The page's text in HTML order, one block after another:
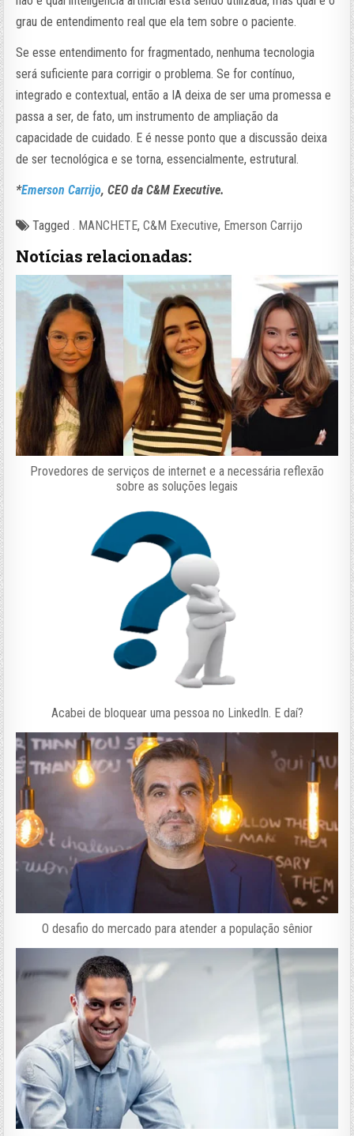
grau de entendimento real que ela tem sobre o paciente.
Se esse entendimento for fragmentado, nenhuma tecnologia
será suficiente para corrigir o problema. Se for contínuo,
integrado e contextual, então a IA deixa de ser uma promessa e
passa a ser, de fato, um instrumento de ampliação da
capacidade de cuidado. E é nesse ponto que a discussão deixa
de ser tecnológica e se torna, essencialmente, estrutural.
*Emerson Carrijo, CEO da C&M Executive.
Tagged. MANCHETE,C&M Executive, Emerson Carrijo
Notícias relacionadas:
Provedores de serviços de internet e a necessária reflexão
sobre as soluções legais
Acabei de bloquear uma pessoa no LinkedIn. E daí?
O desafio do mercado para atender a população sênior